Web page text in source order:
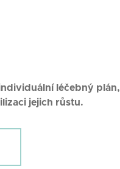
léčebný plán,
jejich růstu.